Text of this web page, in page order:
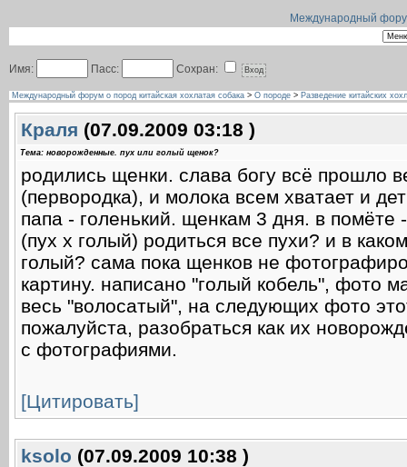
Международный
Имя: Пасс: Сохран:
Международный форум о пород китайская хохлатая собака > О породе > Разведение китайских
Краля (07.09.2009 03:18 )
Тема: новорожденные. пух или голый щенок?
родились щенки. слава богу всё прошло
(первородка), и молока всем хватает и
папа - голенький. щенкам 3 дня. в
(пух х голый) родиться все пухи? и в
голый? сама пока щенков не
картину. написано "голый кобель", фото
весь "волосатый", на следующих фото
пожалуйста, разобраться как их
с фотографиями.
[Цитировать]
ksolo (07.09.2009 10:38 )